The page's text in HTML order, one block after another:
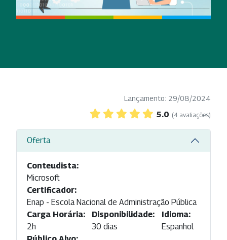
Lançamento: 29/08/2024
5.0 (4 avaliações)
Oferta
Conteudista:
Microsoft
Certificador:
Enap - Escola Nacional de Administração Pública
Carga Horária:
2h
Disponibilidade:
30 dias
Idioma:
Espanhol